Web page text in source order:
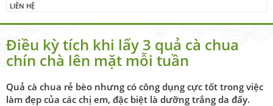
LIÊN HỆ
Điều kỳ tích khi lấy 3 quả cà chua
chín chà lên mặt mỗi tuần
Quả cà chua rẻ bèo nhưng có công dụng cực tốt trong việc
làm đẹp của các chị em, đặc biệt là dưỡng trắng da đấy.